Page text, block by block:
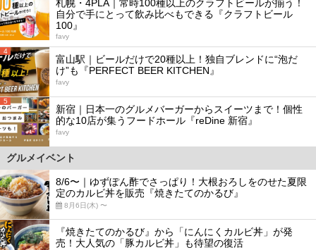
札幌・4PLA｜常時100種以上のクラフトビールが揃う！
自分で手にとって飲み比べもできる『クラフトビール
100』
favy
4
富山駅｜ビールだけで20種以上！独自ブレンドに“泡だ
け”も『PERFECT BEER KITCHEN』
favy
5
新宿｜日本一のグルメバーガーからスイーツまで！個性
的な10店が集うフードホール『reDine 新宿』
favy
グルメイベント
8/6〜｜ゆずぽん酢でさっぱり！大根おろしをのせた夏限
定のカルビ丼を販売『焼きたてのかるび』
8月6日(木) 〜
『焼きたてのかるび』から「にんにくカルビ丼」が発
売！大人気の「豚カルビ丼」も待望の復活